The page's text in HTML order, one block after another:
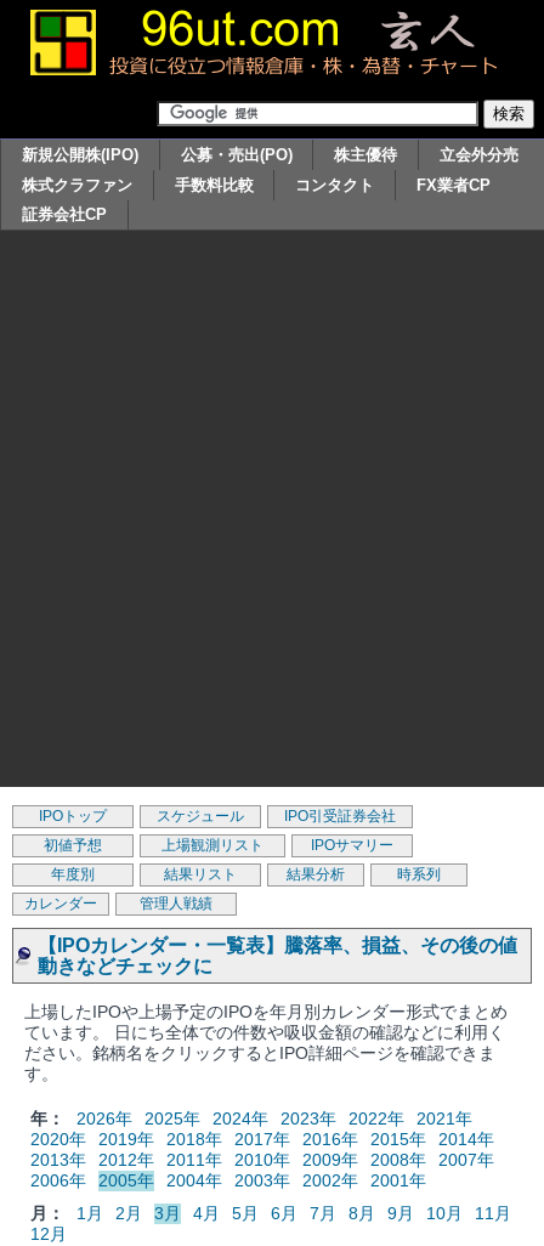
新規公開株(IPO) 公募・売出(PO) 株主優待
立会外分売
株式クラファン
手数料比較 コンタクト
FX業者CP
証券会社CP
IPOトップ スケジュール
IPO引受証券会社
初値予想
上場観測リスト
IPOサマリー
年度別
結果リスト 結果分析
時系列
カレンダー
管理人戦績
【IPOカレンダー・一覧表】騰落率、損益、その後の値
動きなどチェックに
上場したIPOや上場予定のIPOを年月別カレンダー形式でまとめ
ています。 日にち全体での件数や吸収金額の確認などに利用く
ださい。銘柄名をクリックするとIPO詳細ページを確認できま
す。
年： 2026年 2025年 2024年 2023年 2022年
2021年
2020年
2019年 2018年 2017年 2016年 2015年
2014年
2013年
2012年 2011年 2010年 2009年 2008年
2007年
2006年
2005年 2004年 2003年 2002年
2001年
月：
1月 2月 3月 4月 5月 6月 7月 8月 9月 10月
11月
12月